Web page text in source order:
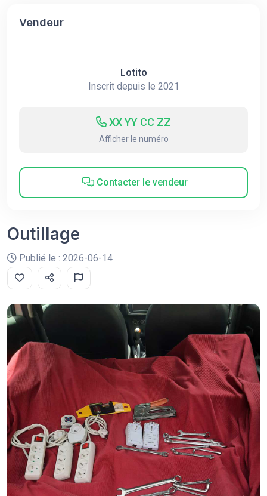
Vendeur
Lotito
Inscrit depuis le 2021
XX YY CC ZZ
Afficher le numéro
Contacter le vendeur
Outillage
Publié le : 2026-06-14